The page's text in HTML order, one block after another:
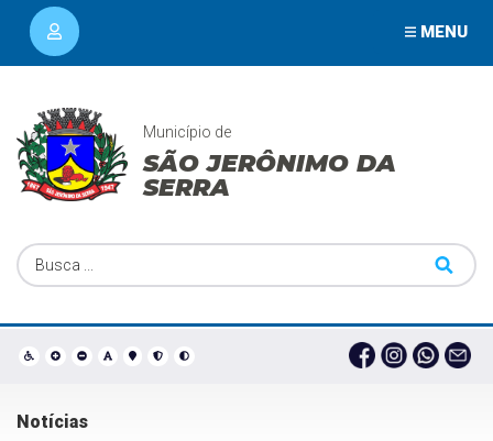
MENU
Município de
SÃO JERÔNIMO DA
SERRA
Notícias